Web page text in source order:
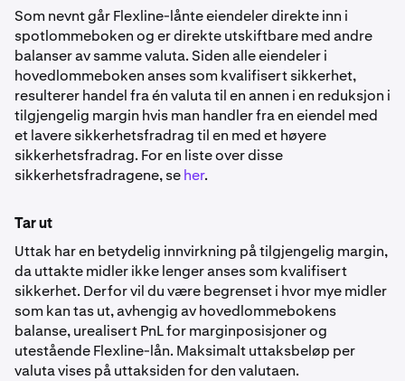
Som nevnt går Flexline-lånte eiendeler direkte inn i
spotlommeboken og er direkte utskiftbare med andre
balanser av samme valuta. Siden alle eiendeler i
hovedlommeboken anses som kvalifisert sikkerhet,
resulterer handel fra én valuta til en annen i en reduksjon i
tilgjengelig margin hvis man handler fra en eiendel med
et lavere sikkerhetsfradrag til en med et høyere
sikkerhetsfradrag. For en liste over disse
sikkerhetsfradragene, seher.
Tar ut
Uttak har en betydelig innvirkning på tilgjengelig margin,
da uttakte midler ikke lenger anses som kvalifisert
sikkerhet. Derfor vil du være begrenset i hvor mye midler
som kan tas ut, avhengig av hovedlommebokens
balanse, urealisert PnL for marginposisjoner og
utestående Flexline-lån. Maksimalt uttaksbeløp per
valuta vises på uttaksiden for den valutaen.